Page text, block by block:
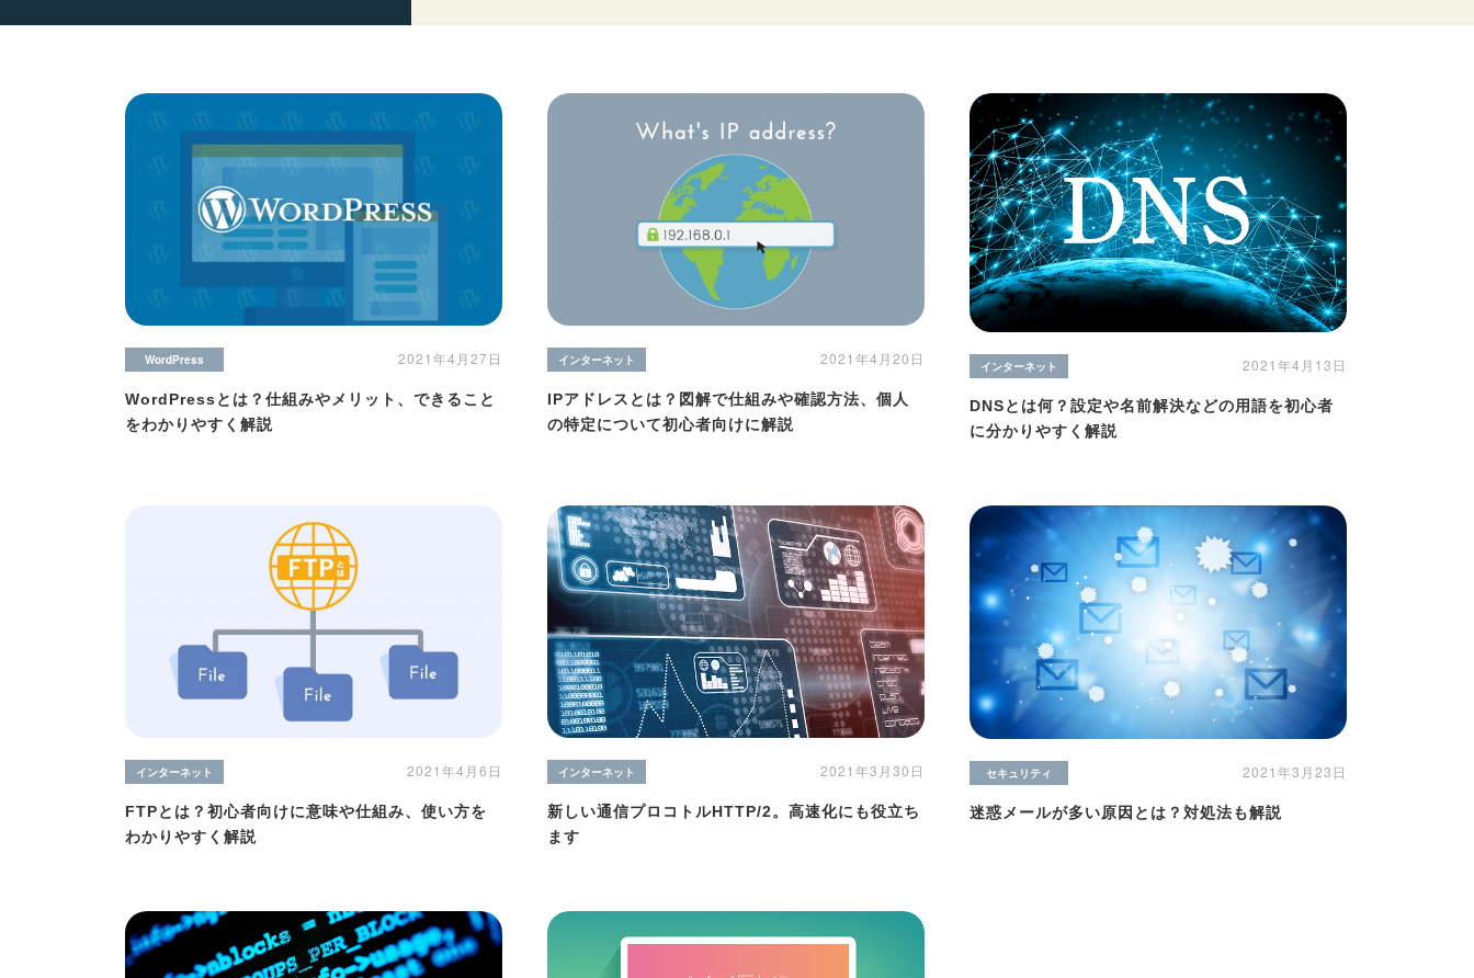
2021年4月27日
WordPress
WordPressとは？仕組みやメリット、できること
をわかりやすく解説
2021年4月20日
インターネット
IPアドレスとは？図解で仕組みや確認方法、個人
の特定について初心者向けに解説
2021年4月13日
インターネット
DNSとは何？設定や名前解決などの用語を初心者
に分かりやすく解説
2021年4月6日
インターネット
FTPとは？初心者向けに意味や仕組み、使い方を
わかりやすく解説
2021年3月30日
インターネット
新しい通信プロコトルHTTP/2。高速化にも役立ち
ます
2021年3月23日
セキュリティ
迷惑メールが多い原因とは？対処法も解説